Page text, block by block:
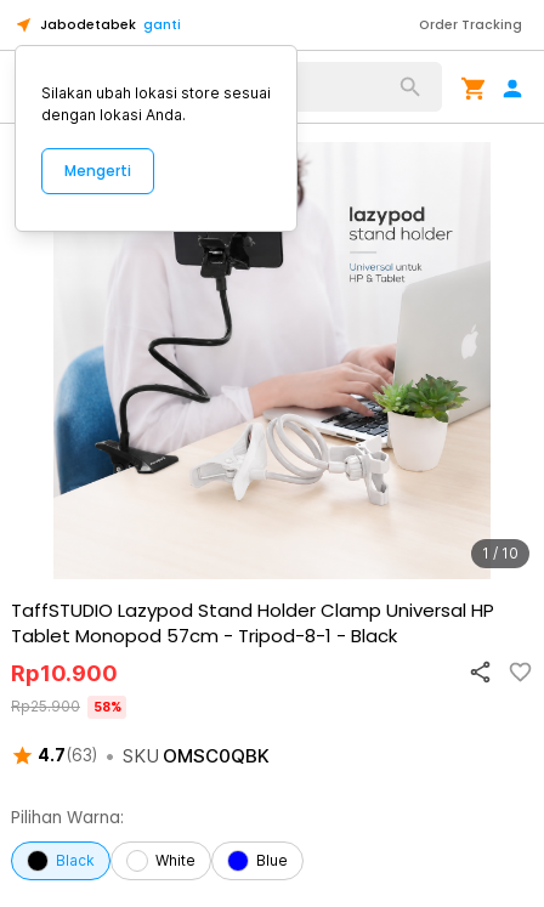
Jabodetabek ganti Order Tracking
Alat Kopi
1 / 10
TaffSTUDIO Lazypod Stand Holder Clamp Universal HP
Tablet Monopod 57cm - Tripod-8-1 - Black
4.7(63) • SKU OMSC0QBK
Rp10.900
Rp25.900 58%
Pilihan Warna:
Black White Blue
Silakan ubah lokasi store sesuai
dengan lokasi Anda.
Mengerti